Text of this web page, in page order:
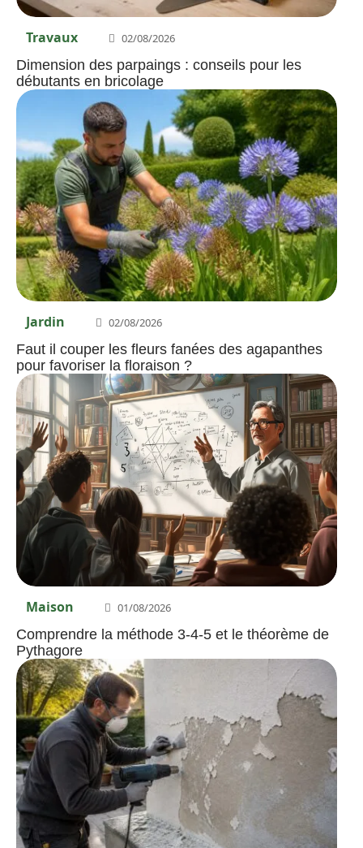
Travaux 02/08/2026
Dimension des parpaings : conseils pour les
débutants en bricolage
Jardin 02/08/2026
Faut il couper les fleurs fanées des agapanthes
pour favoriser la floraison ?
Maison 01/08/2026
Comprendre la méthode 3-4-5 et le théorème de
Pythagore